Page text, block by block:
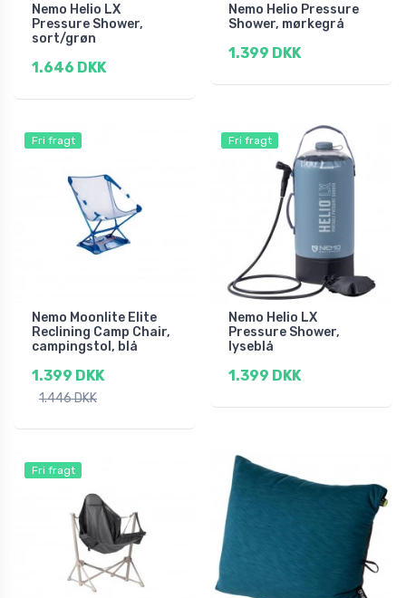
Nemo Helio LX
Pressure Shower,
sort/grøn
1.646 DKK
Nemo Helio Pressure
Shower, mørkegrå
1.399 DKK
Fri fragt
Nemo Moonlite Elite
Reclining Camp Chair,
campingstol, blå
1.399 DKK
1.446 DKK
Fri fragt
Nemo Helio LX
Pressure Shower,
lyseblå
1.399 DKK
Fri fragt